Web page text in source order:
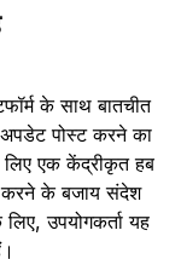
के साथ बातचीत
पोस्ट करने का
लिए एक केंद्रीकृत हब
के बजाय संदेश
उपयोगकर्ता यह